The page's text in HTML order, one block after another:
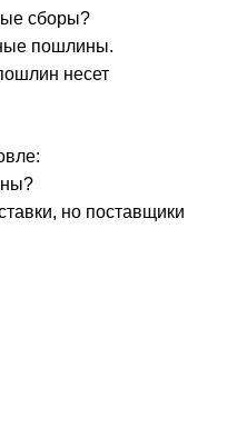
сборы?
пошлины.
несет
но поставщики